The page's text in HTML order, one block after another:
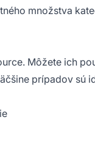
množstva
Môžete ich
prípadov sú